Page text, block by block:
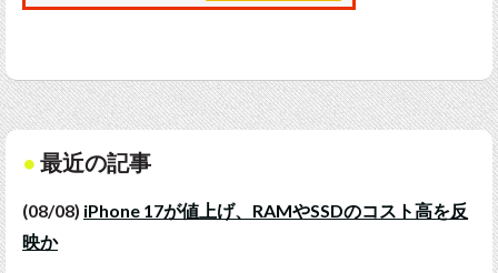
最近の記事
(08/08) iPhone 17が値上げ、RAMやSSDのコスト高を反
映か